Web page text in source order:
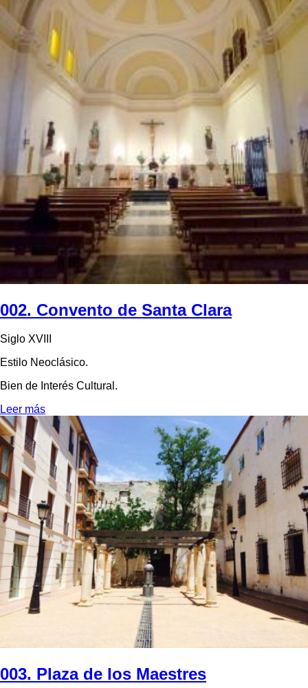
002. Convento de Santa Clara
Siglo XVIII
Estilo Neoclásico.
Bien de Interés Cultural.
Leer más
003. Plaza de los Maestres